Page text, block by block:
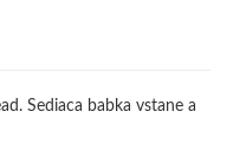
Sediaca babka vstane a